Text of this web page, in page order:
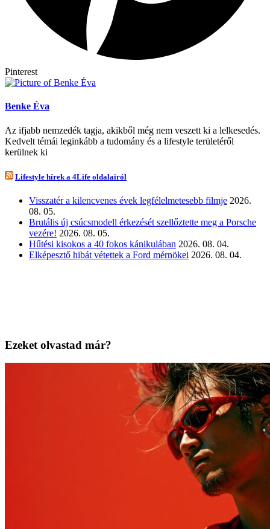
Pinterest
Benke Éva
Az ifjabb nemzedék tagja, akikből még nem veszett ki a lelkesedés.
Kedvelt témái leginkább a tudomány és a lifestyle területéről
kerülnek ki
Lifestyle hírek a 4Life oldalairól
Visszatér a kilencvenes évek legfélelmetesebb filmje 2026.
08. 05.
Brutális új csúcsmodell érkezését szellőztette meg a Porsche
vezére! 2026. 08. 05.
Hűtési kisokos a 40 fokos kánikulában 2026. 08. 04.
Elképesztő hibát vétettek a Ford mérnökei 2026. 08. 04.
Ezeket olvastad már?